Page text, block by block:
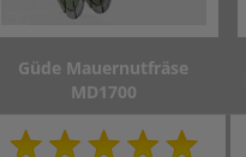
Güde Mauernutfräse
MD1700